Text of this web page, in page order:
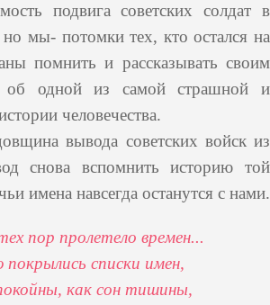
подвига советских солдат в
мы- потомки тех, кто остался на
помнить и рассказывать своим
об одной из самой страшной и
человечества.
вывода советских войск из
снова вспомнить историю той
имена навсегда останутся с нами.
пор пролетело времен...
списки имен,
как сон тишины,